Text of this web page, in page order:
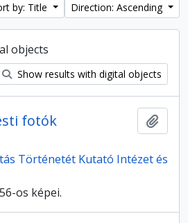
by: Title
Direction: Ascending
objects
Show results with digital objects
fotók
Történetét Kutató Intézet és
os képei.